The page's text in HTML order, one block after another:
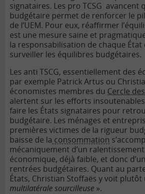
signataires. Les pro TCSG avancent
budgétaire permet de renforcer le
de l’UEM. Pour eux, réaffirmer
est une mesure saine et
la responsabilisation de chaque État
surveiller les équilibres budgétaires.
Les anti TSCG, essentiellement des
par exemple Patrick Artus ou
économistes membres du Cercle
alertent sur les efforts
faire les États signataires pour
budgétaire. Les ménages et
premières victimes de la rigueur
baisse de la consommation
mécaniquement d’un
économique, déjà faible, et donc
rentrées budgétaires. Quant au
États, Christian Stoffaës y voit plutôt
multilatérale sourcilleuse ».